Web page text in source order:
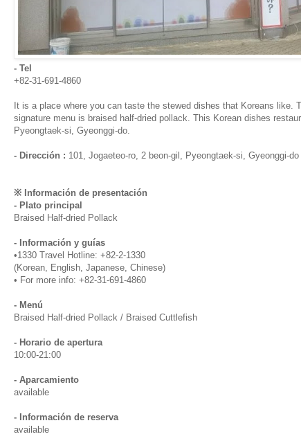
- Tel
+82-31-691-4860
It is a place where you can taste the stewed dishes that Koreans like.
signature menu is braised half-dried pollack. This Korean dishes
Pyeongtaek-si, Gyeonggi-do.
- Dirección : 101, Jogaeteo-ro, 2 beon-gil, Pyeongtaek-si, Gyeonggi-do
※ Información de presentación
- Plato principal
Braised Half-dried Pollack
- Información y guías
•1330 Travel Hotline: +82-2-1330
(Korean, English, Japanese, Chinese)
• For more info: +82-31-691-4860
- Menú
Braised Half-dried Pollack / Braised Cuttlefish
- Horario de apertura
10:00-21:00
- Aparcamiento
available
- Información de reserva
available